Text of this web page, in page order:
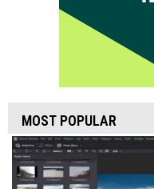
MOST POPULAR